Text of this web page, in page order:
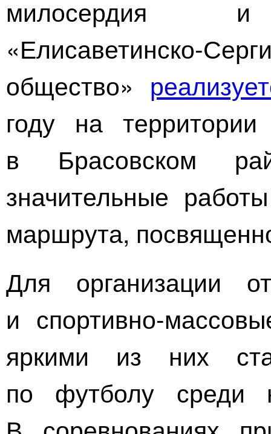
милосердия и
«Елисаветинско-
общество»
году на
в Брасовском
значительные
маршрута,
Для организации
и спортивно-
яркими из них
по футболу